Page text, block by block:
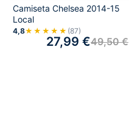
Camiseta Chelsea 2014-15
Local
4,8★★★★★ (87)
49,50€
27,99 €